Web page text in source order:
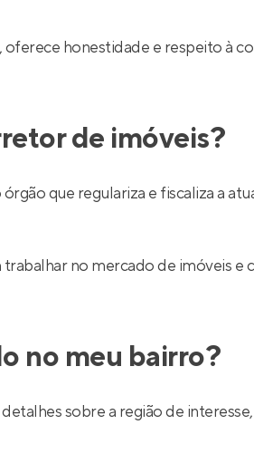
honestidade e respeito à
de imóveis?
que regulariza e fiscaliza a
no mercado de imóveis e
no meu bairro?
sobre a região de